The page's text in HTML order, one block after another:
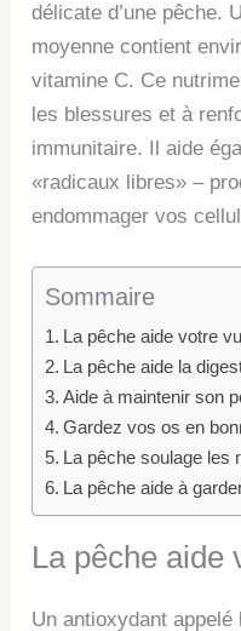
délicate d’une pêche.
moyenne contient
vitamine C. Ce
les blessures et à
immunitaire. Il aide
«radicaux libres» –
endommager vos
Sommaire
La pêche aide votre
La pêche aide la
Aide à maintenir son
Gardez vos os en
La pêche soulage les
La pêche aide à
La pêche aide
Un antioxydant appelé